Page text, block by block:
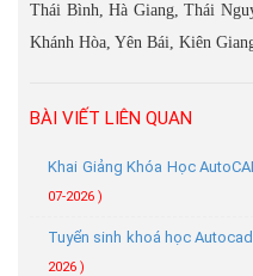
Thái Bình, Hà Giang, Thái
Khánh Hòa, Yên Bái, Kiên
BÀI VIẾT LIÊN QUAN
Khai Giảng Khóa Học
07-2026 )
Tuyển sinh khoá học
2026 )